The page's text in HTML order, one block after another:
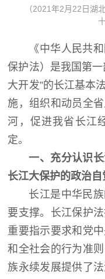
（2021 年2月 22 日湖
《中华人民共
保护法）是我国第
大开发”的长江基本
施，组织和动员全
河，促进我省长江
定。
一、充分认识
长江大保护的政治
长江是中华民
要支撑。长江保护
重要指示要求和党
和全社会的行为准
族永续发展提供了